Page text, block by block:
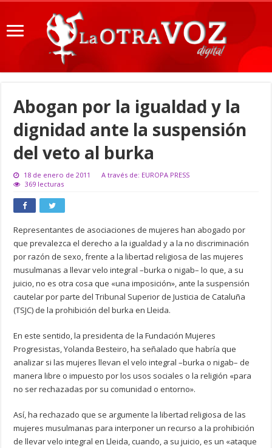
Abogan por la igualdad y la
dignidad ante la suspensión
del veto al burka
18 de enero de 2011
A través de: EUROPA PRESS
369 lecturas
Representantes de asociaciones de mujeres han abogado por
que prevalezca el derecho a la igualdad y a la no discriminación
por razón de sexo, frente a la libertad religiosa de las mujeres
musulmanas a llevar velo integral –burka o nigab– lo que, a su
juicio, no es otra cosa que «una imposición», ante la suspensión
cautelar por parte del Tribunal Superior de Justicia de Cataluña
(TSJC) de la prohibición del burka en Lleida.
En este sentido, la presidenta de la Fundación Mujeres
Progresistas, Yolanda Besteiro, ha señalado que habría que
analizar si las mujeres llevan el velo integral –burka o nigab– de
manera libre o impuesto por los usos sociales o la religión «para
no ser rechazadas por su comunidad o entorno».
Así, ha rechazado que se argumente la libertad religiosa de las
mujeres musulmanas para interponer un recurso a la prohibición
de llevar velo integral en Lleida, cuando, a su juicio, es un «ataque